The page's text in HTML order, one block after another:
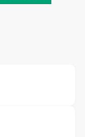
hviezdičiek.
hviezdičiek.